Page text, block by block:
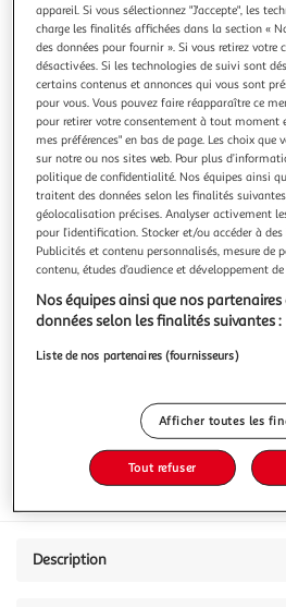
2.0 (1)
LIONOR
Saucisses de filet de poulet
savoureuses pares 10min de
délicieuses à l'apéritif, en salade
légumes.
En savoir +
6 pièces
Vous voulez connaître le
Afficher le
Description
appareil. Si vous sélectionnez "J'accepte", les
charge les finalités affichées dans la section «
des données pour fournir ». Si vous retirez votre
désactivées. Si les technologies de suivi sont
certains contenus et annonces qui vous sont
pour vous. Vous pouvez faire réapparaître ce
pour retirer votre consentement à tout moment
mes préférences" en bas de page. Les choix
sur notre ou nos sites web. Pour plus
politique de confidentialité. Nos équipes ainsi
traitent des données selon les finalités
géolocalisation précises. Analyser activement
pour l’identification. Stocker et/ou accéder à
Publicités et contenu personnalisés, mesure de
contenu, études d’audience et développement
Nos équipes ainsi que nos
données selon les finalités suivantes :
Liste de nos partenaires (fournisseurs)
Afficher toutes les
Tout refuser